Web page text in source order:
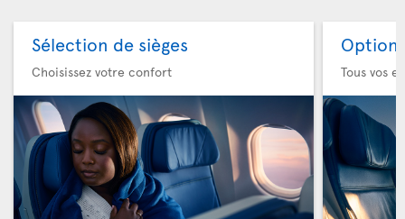
Sélection de sièges
Choisissez votre confort
Option
Tous vos